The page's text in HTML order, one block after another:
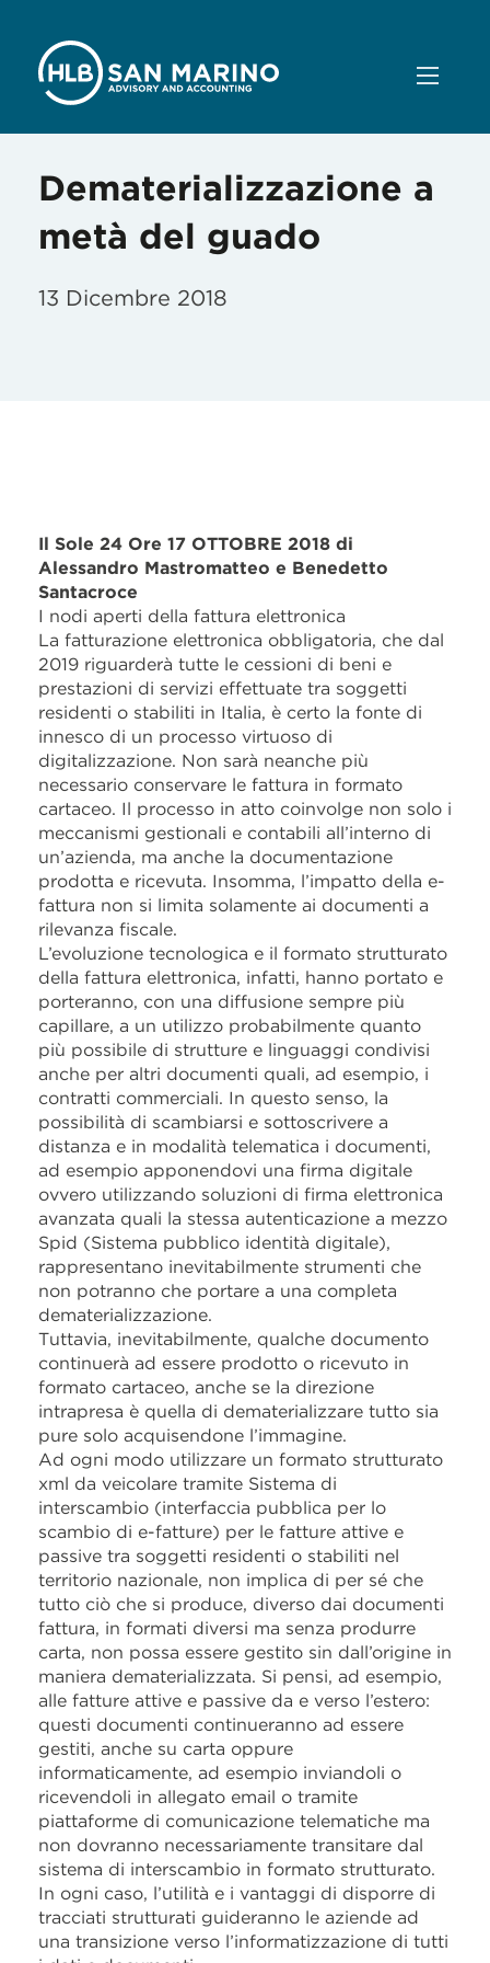
Dematerializzazione a
metà del guado
13 Dicembre 2018
Il Sole 24 Ore 17 OTTOBRE 2018 di
Alessandro Mastromatteo e Benedetto
Santacroce
I nodi aperti della fattura elettronica
La fatturazione elettronica obbligatoria, che dal
2019 riguarderà tutte le cessioni di beni e
prestazioni di servizi effettuate tra soggetti
residenti o stabiliti in Italia, è certo la fonte di
innesco di un processo virtuoso di
digitalizzazione. Non sarà neanche più
necessario conservare le fattura in formato
cartaceo. Il processo in atto coinvolge non solo i
meccanismi gestionali e contabili all’interno di
un’azienda, ma anche la documentazione
prodotta e ricevuta. Insomma, l’impatto della e-
fattura non si limita solamente ai documenti a
rilevanza fiscale.
L’evoluzione tecnologica e il formato strutturato
della fattura elettronica, infatti, hanno portato e
porteranno, con una diffusione sempre più
capillare, a un utilizzo probabilmente quanto
più possibile di strutture e linguaggi condivisi
anche per altri documenti quali, ad esempio, i
contratti commerciali. In questo senso, la
possibilità di scambiarsi e sottoscrivere a
distanza e in modalità telematica i documenti,
ad esempio apponendovi una firma digitale
ovvero utilizzando soluzioni di firma elettronica
avanzata quali la stessa autenticazione a mezzo
Spid (Sistema pubblico identità digitale),
rappresentano inevitabilmente strumenti che
non potranno che portare a una completa
dematerializzazione.
Tuttavia, inevitabilmente, qualche documento
continuerà ad essere prodotto o ricevuto in
formato cartaceo, anche se la direzione
intrapresa è quella di dematerializzare tutto sia
pure solo acquisendone l’immagine.
Ad ogni modo utilizzare un formato strutturato
xml da veicolare tramite Sistema di
interscambio (interfaccia pubblica per lo
scambio di e-fatture) per le fatture attive e
passive tra soggetti residenti o stabiliti nel
territorio nazionale, non implica di per sé che
tutto ciò che si produce, diverso dai documenti
fattura, in formati diversi ma senza produrre
carta, non possa essere gestito sin dall’origine in
maniera dematerializzata. Si pensi, ad esempio,
alle fatture attive e passive da e verso l’estero:
questi documenti continueranno ad essere
gestiti, anche su carta oppure
informaticamente, ad esempio inviandoli o
ricevendoli in allegato email o tramite
piattaforme di comunicazione telematiche ma
non dovranno necessariamente transitare dal
sistema di interscambio in formato strutturato.
In ogni caso, l’utilità e i vantaggi di disporre di
tracciati strutturati guideranno le aziende ad
una transizione verso l’informatizzazione di tutti